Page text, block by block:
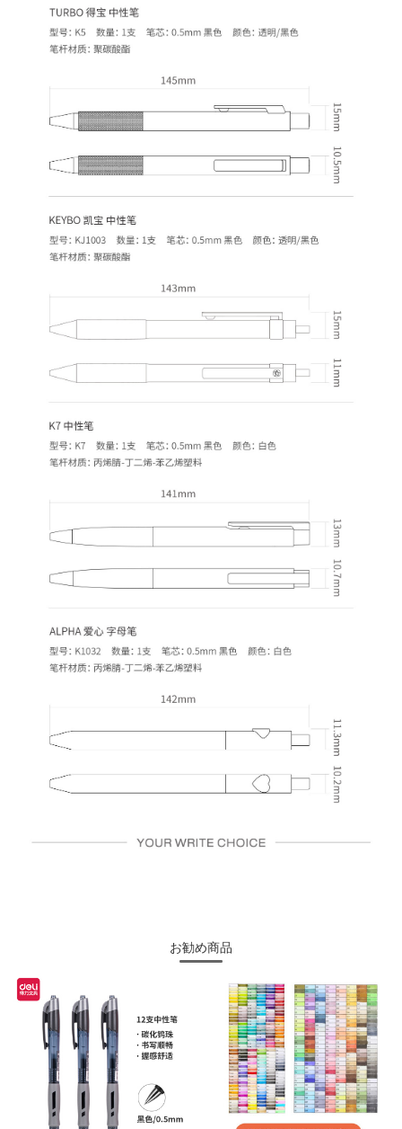
お勧め商品